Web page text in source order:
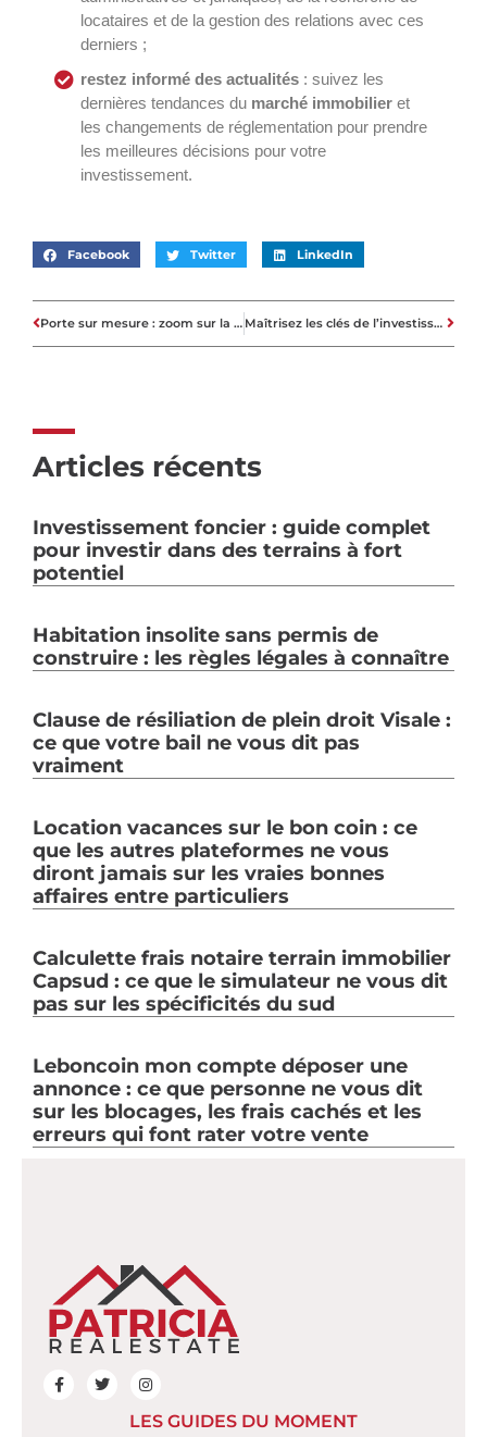
locataires et de la gestion des relations avec ces
derniers ;
restez informé des actualités : suivez les
dernières tendances du marché immobilier et
les changements de réglementation pour prendre
les meilleures décisions pour votre
investissement.
Facebook Twitter LinkedIn
Porte sur mesure : zoom sur la porte de service Maîtrisez les clés de l’investissement immobilier : guide pratique pour réussir dans la pierre
Articles récents
Investissement foncier : guide complet
pour investir dans des terrains à fort
potentiel
Habitation insolite sans permis de
construire : les règles légales à connaître
Clause de résiliation de plein droit Visale :
ce que votre bail ne vous dit pas
vraiment
Location vacances sur le bon coin : ce
que les autres plateformes ne vous
diront jamais sur les vraies bonnes
affaires entre particuliers
Calculette frais notaire terrain immobilier
Capsud : ce que le simulateur ne vous dit
pas sur les spécificités du sud
Leboncoin mon compte déposer une
annonce : ce que personne ne vous dit
sur les blocages, les frais cachés et les
erreurs qui font rater votre vente
LES GUIDES DU MOMENT